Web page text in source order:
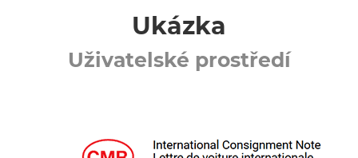
Ukázka
Uživatelské prostředí